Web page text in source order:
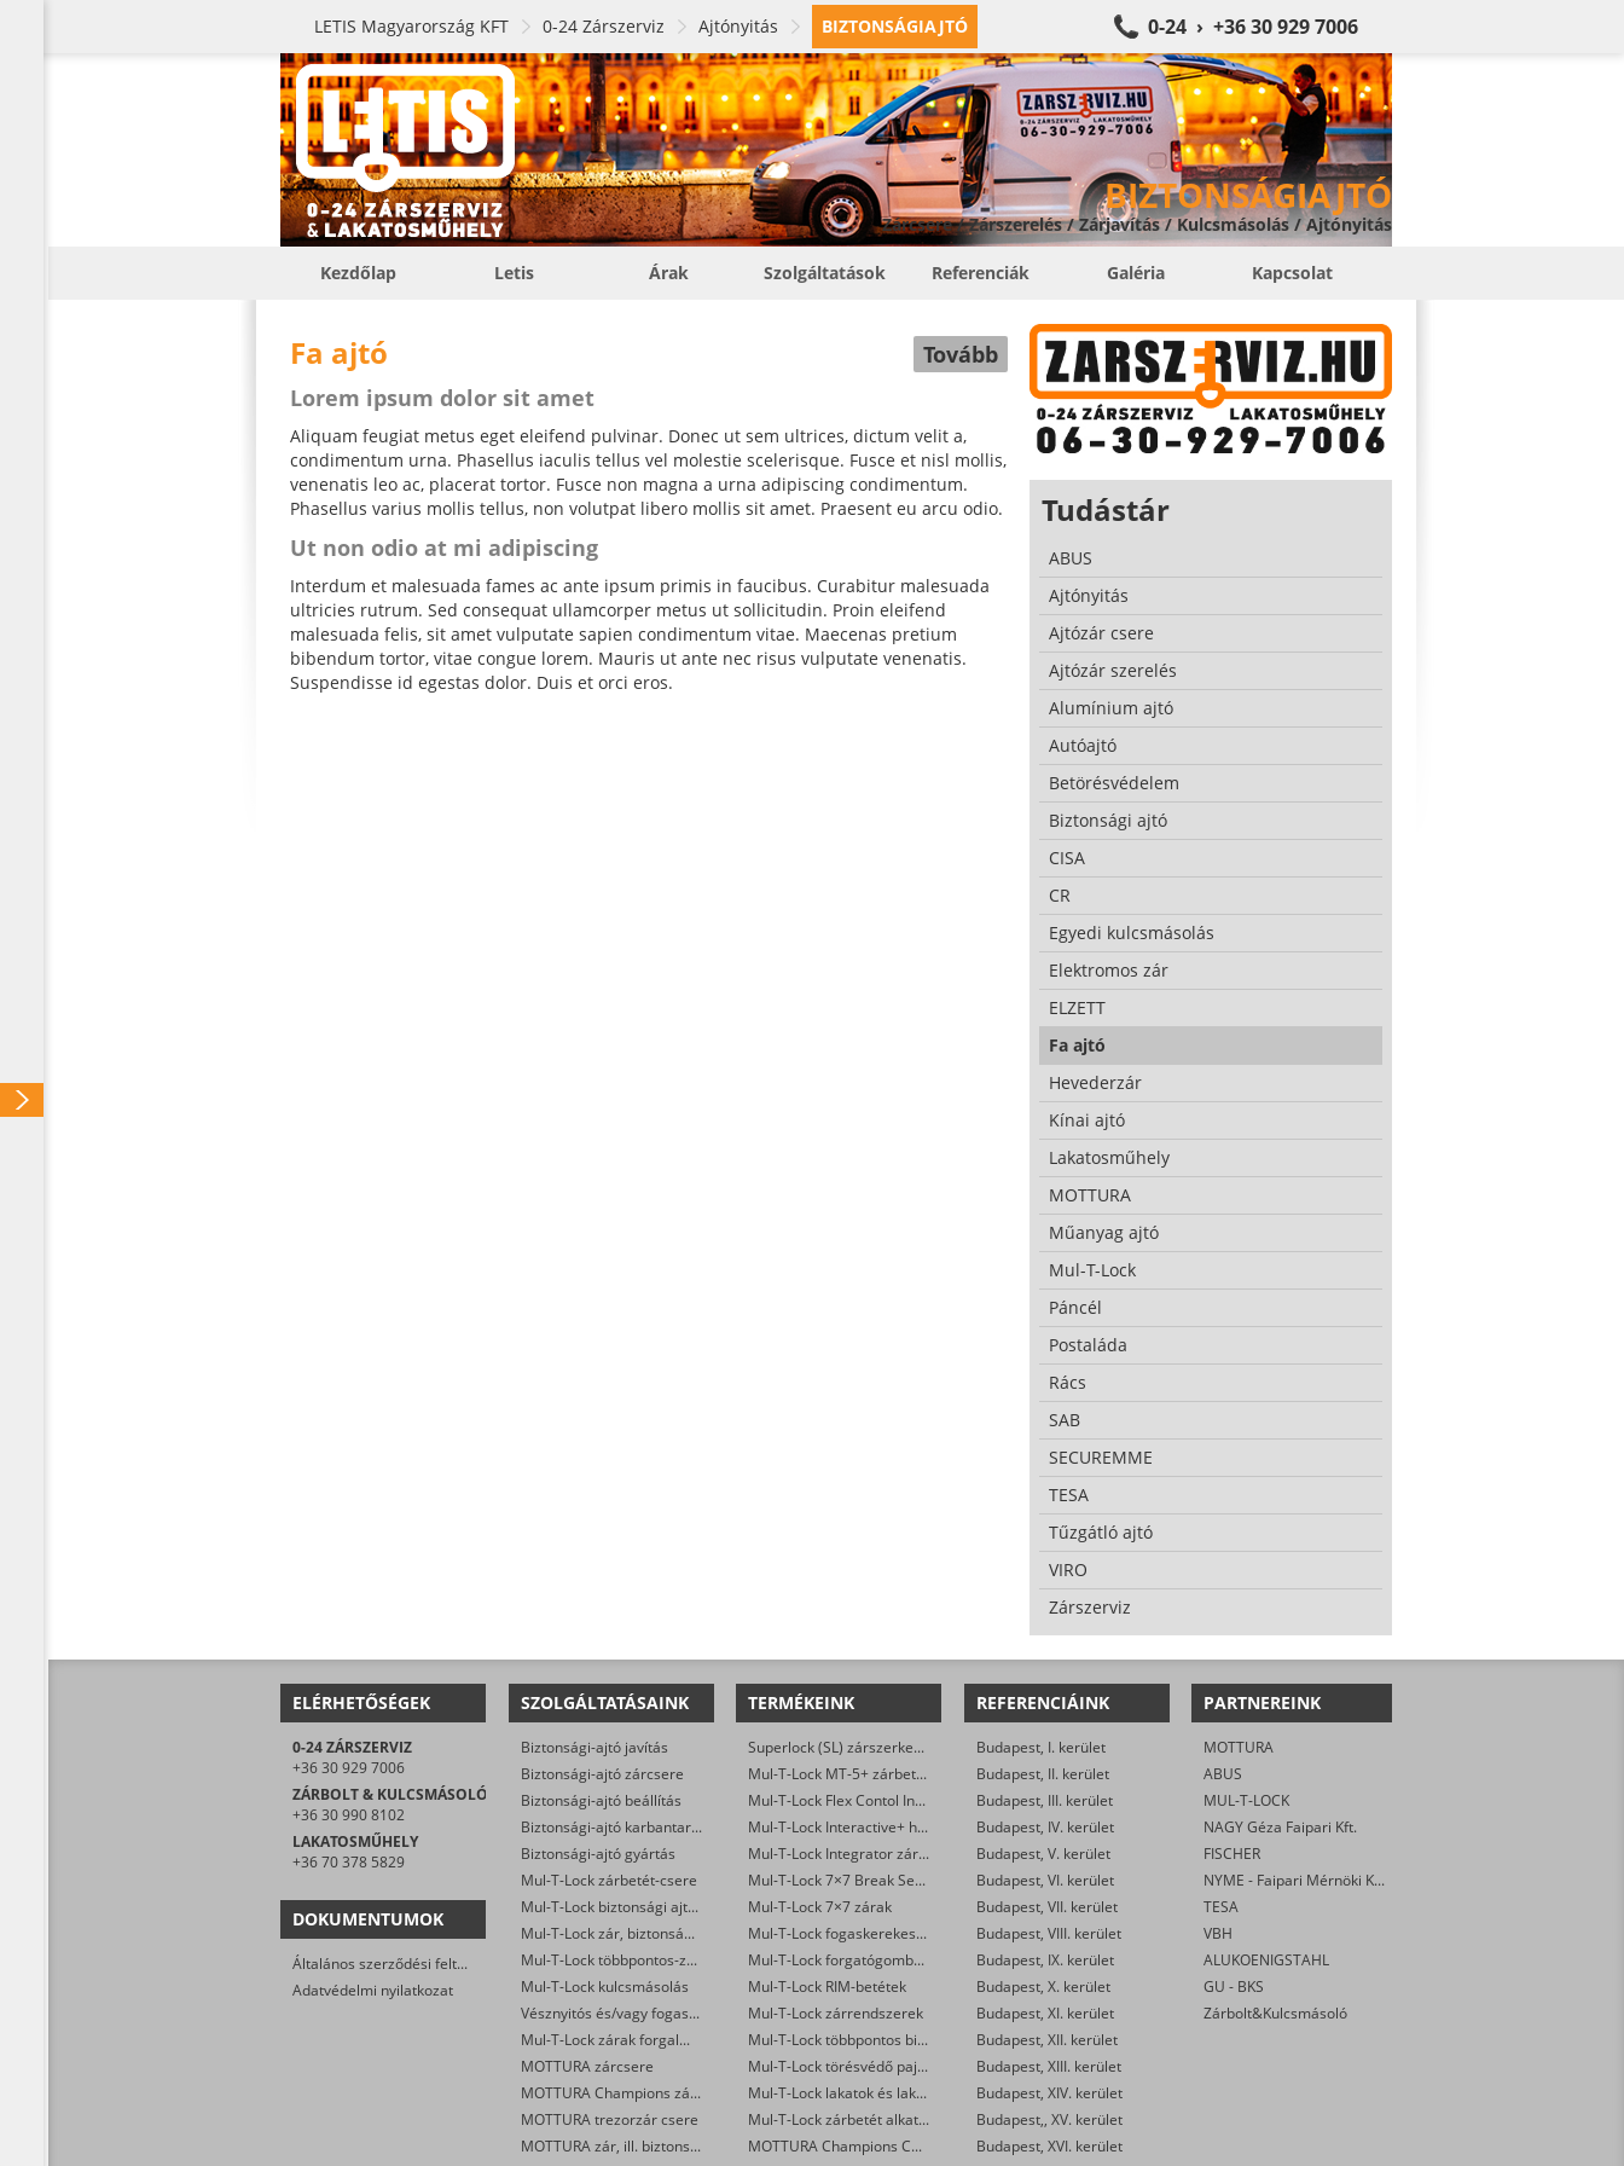
LETIS Magyarország KFT 0-24 Zárszerviz Ajtónyitás BIZTONSÁGIAJTÓ 0-24 › +36 30 929 7006
BIZTONSÁGIAJTÓ
Zárcsere / Zárszerelés / Zárjavítás / Kulcsmásolás / Ajtónyitás
Kezdőlap Letis Árak Szolgáltatások Referenciák Galéria Kapcsolat
Fa ajtó
Tovább
Lorem ipsum dolor sit amet
Aliquam feugiat metus eget eleifend pulvinar. Donec ut sem ultrices, dictum velit a,
condimentum urna. Phasellus iaculis tellus vel molestie scelerisque. Fusce et nisl mollis,
venenatis leo ac, placerat tortor. Fusce non magna a urna adipiscing condimentum.
Phasellus varius mollis tellus, non volutpat libero mollis sit amet. Praesent eu arcu odio.
Ut non odio at mi adipiscing
Interdum et malesuada fames ac ante ipsum primis in faucibus. Curabitur malesuada
ultricies rutrum. Sed consequat ullamcorper metus ut sollicitudin. Proin eleifend
malesuada felis, sit amet vulputate sapien condimentum vitae. Maecenas pretium
bibendum tortor, vitae congue lorem. Mauris ut ante nec risus vulputate venenatis.
Suspendisse id egestas dolor. Duis et orci eros.
Tudástár
ABUS
Ajtónyitás
Ajtózár csere
Ajtózár szerelés
Alumínium ajtó
Autóajtó
Betörésvédelem
Biztonsági ajtó
CISA
CR
Egyedi kulcsmásolás
Elektromos zár
ELZETT
Fa ajtó
Hevederzár
Kínai ajtó
Lakatosműhely
MOTTURA
Műanyag ajtó
Mul-T-Lock
Páncél
Postaláda
Rács
SAB
SECUREMME
TESA
Tűzgátló ajtó
VIRO
Zárszerviz
ELÉRHETŐSÉGEK
0-24 ZÁRSZERVIZ
+36 30 929 7006
ZÁRBOLT & KULCSMÁSOLÓ
+36 30 990 8102
LAKATOSMŰHELY
+36 70 378 5829
DOKUMENTUMOK
Általános szerződési feltételek
Adatvédelmi nyilatkozat
SZOLGÁLTATÁSAINK
Biztonsági-ajtó javítás
Biztonsági-ajtó zárcsere
Biztonsági-ajtó beállítás
Biztonsági-ajtó karbantartás
Biztonsági-ajtó gyártás
Mul-T-Lock zárbetét-csere
Mul-T-Lock biztonsági ajtó szervizelése
Mul-T-Lock zár, biztonsági ajtó nyitása
Mul-T-Lock többpontos-zár csere
Mul-T-Lock kulcsmásolás
Vésznyitós és/vagy fogaskerekes Mul-T-Lock zárak készítése
Mul-T-Lock zárak forgalmazása
MOTTURA zárcsere
MOTTURA Champions zárbetét-csere
MOTTURA trezorzár csere
MOTTURA zár, ill. biztonsági ajtó nyitása
TERMÉKEINK
Superlock (SL) zárszerkezet
Mul-T-Lock MT-5+ zárbetétek
Mul-T-Lock Flex Contol Interactive+ zárbetétek
Mul-T-Lock Interactive+ hengerzár-betétek
Mul-T-Lock Integrator zárbetétek
Mul-T-Lock 7×7 Break Secure hengerzárbetétek
Mul-T-Lock 7×7 zárak
Mul-T-Lock fogaskerekes zárbetétek
Mul-T-Lock forgatógombos zárbetétek
Mul-T-Lock RIM-betétek
Mul-T-Lock zárrendszerek
Mul-T-Lock többpontos biztonsági ajtó zár
Mul-T-Lock törésvédő pajzsok
Mul-T-Lock lakatok és lakatpántok
Mul-T-Lock zárbetét alkatrészek
MOTTURA Champions C28/29 zárbetétek
REFERENCIÁINK
Budapest, I. kerület
Budapest, II. kerület
Budapest, III. kerület
Budapest, IV. kerület
Budapest, V. kerület
Budapest, VI. kerület
Budapest, VII. kerület
Budapest, VIII. kerület
Budapest, IX. kerület
Budapest, X. kerület
Budapest, XI. kerület
Budapest, XII. kerület
Budapest, XIII. kerület
Budapest, XIV. kerület
Budapest,, XV. kerület
Budapest, XVI. kerület
PARTNEREINK
MOTTURA
ABUS
MUL-T-LOCK
NAGY Géza Faipari Kft.
FISCHER
NYME - Faipari Mérnöki Kar
TESA
VBH
ALUKOENIGSTAHL
GU - BKS
Zárbolt&Kulcsmásoló